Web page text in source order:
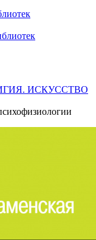
ИСКУССТВО